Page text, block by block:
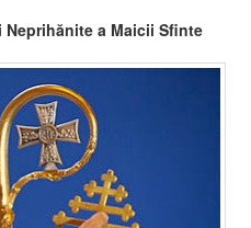
a Maicii Sfinte